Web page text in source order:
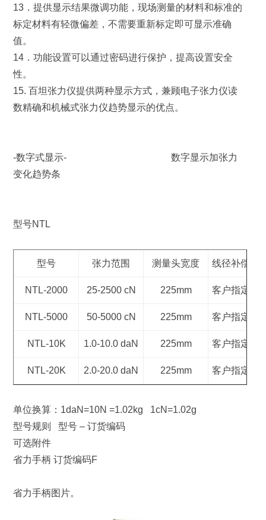
13．提供显示结果微调功能，现场测量的材料和标准的
标定材料有轻微偏差，不需要重新标定即可显示准确
值。
14．功能设置可以通过密码进行保护，提高设置安全
性。
15. 百坦张力仪提供两种显示方式，兼顾电子张力仪读
数精确和机械式张力仪趋势显示的优点。
-数字式显示- 数字显示加张力
变化趋势条
型号NTL
型号 张力范围 测量头宽度 线径补偿范
NTL-2000 25-2500 cN 225mm 客户指定范
NTL-5000 50-5000 cN 225mm 客户指定范
NTL-10K 1.0-10.0 daN 225mm 客户指定范
NTL-20K 2.0-20.0 daN 225mm 客户指定范
单位换算：1daN=10N =1.02kg 1cN=1.02g
型号规则 型号 – 订货编码
可选附件
省力手柄 订货编码F
省力手柄图片。